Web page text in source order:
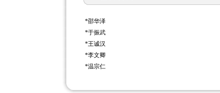
*邵华泽
*于振武
*王诚汉
*李文卿
*温宗仁